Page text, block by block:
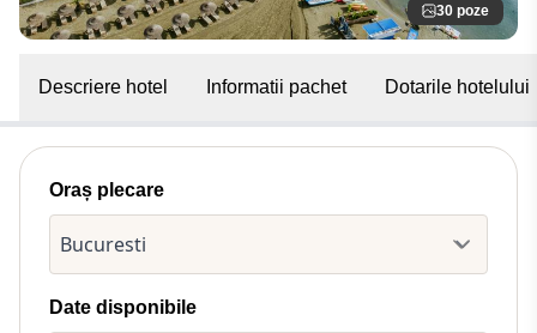
30 poze
Descriere hotel Informatii pachet Dotarile hotelului
Oraș plecare
Date disponibile